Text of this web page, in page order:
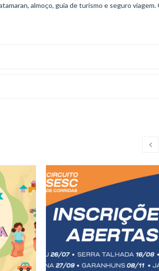
almoço, guia de turismo e seguro viagem.